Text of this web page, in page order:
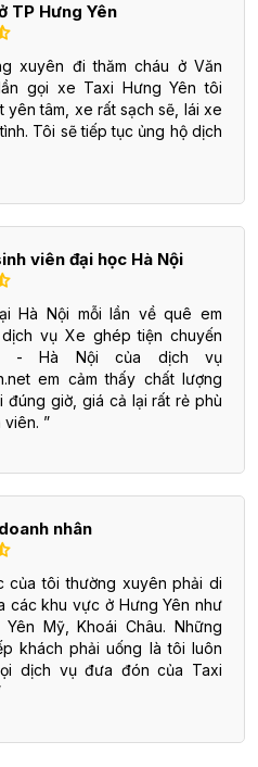
TP Hưng Yên
xuyên đi thăm cháu ở Văn
gọi xe Taxi Hưng Yên tôi
yên tâm, xe rất sạch sẽ, lái xe
Tôi sẽ tiếp tục ủng hộ dịch
viên đại học Hà Nội
Hà Nội mỗi lần về quê em
vụ Xe ghép tiện chuyến
- Hà Nội của dịch vụ
em cảm thấy chất lượng
đúng giờ, giá cả lại rất rẻ phù
viên.
nhân
của tôi thường xuyên phải di
các khu vực ở Hưng Yên như
Yên Mỹ, Khoái Châu. Những
khách phải uống là tôi luôn
dịch vụ đưa đón của Taxi